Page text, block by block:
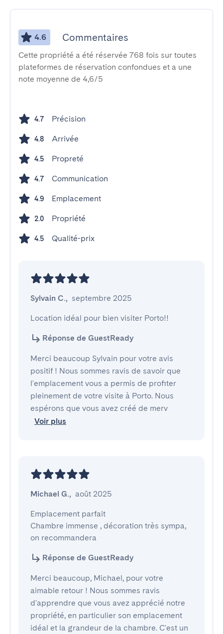
4.6 Commentaires
Cette propriété a été réservée 768 fois sur toutes
plateformes de réservation confondues et a une
note moyenne de 4,6/5
4.7 Précision
4.8 Arrivée
4.5 Propreté
4.7 Communication
4.9 Emplacement
2.0 Propriété
4.5 Qualité-prix
Sylvain C., septembre 2025
Location idéal pour bien visiter Porto!!
Réponse de GuestReady
Merci beaucoup Sylvain pour votre avis
positif ! Nous sommes ravis de savoir que
l'emplacement vous a permis de profiter
pleinement de votre visite à Porto. Nous
espérons que vous avez créé de merv
Voir plus
Michael G., août 2025
Emplacement parfait
Chambre immense , décoration très sympa,
on recommandera
Réponse de GuestReady
Merci beaucoup, Michael, pour votre
aimable retour ! Nous sommes ravis
d'apprendre que vous avez apprécié notre
propriété, en particulier son emplacement
idéal et la grandeur de la chambre. C'est un